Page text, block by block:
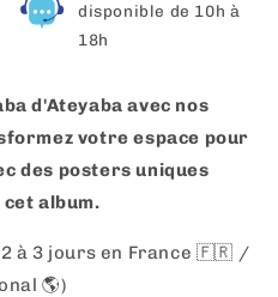
disponible de 10h à
18h
d'Ateyaba avec nos
votre espace pour
des posters uniques
album.
2 à 3 jours en France 🇫🇷 /
🌎)